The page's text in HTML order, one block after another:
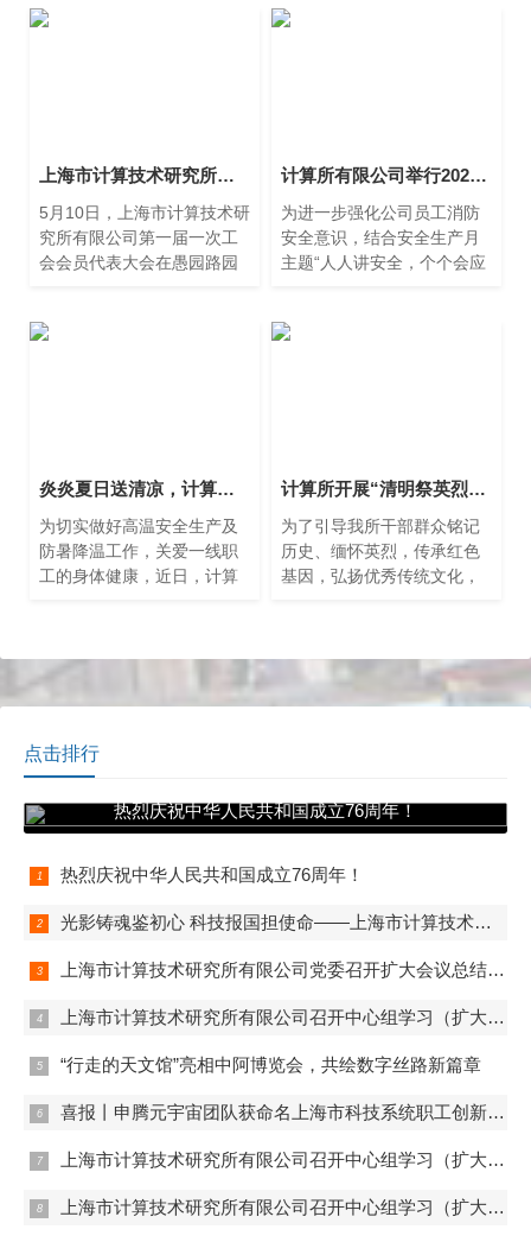
上海市计算技术研究所有限公司第一届一次工会会员代表大会召开
5月10日，上海市计算技术研
究所有限公司第一届一次工
会会员代表大会在愚园路园
员代表和7位党、纪、工和业
计算所有限公司举行2023年安全生产月应急疏散演练
为进一步强化公司员工消防
安全意识，结合安全生产月
主题“人人讲安全，个个会应
器以及应急逃生的方法，在
园区进行。
炎炎夏日送清凉，计算所公司领导走访慰问高温一线职工
为切实做好高温安全生产及
防暑降温工作，关爱一线职
工的身体健康，近日，计算
别向愚园路园区和浦江镇园
计算所开展“清明祭英烈”活动
为了引导我所干部群众铭记
历史、缅怀英烈，传承红色
基因，弘扬优秀传统文化，
动，线上祭扫和线下瞻仰相
点击排行
热烈庆祝中华人民共和国成立76周年！
热烈庆祝中华人民共和国成立76周年！
光影铸魂鉴初心 科技报国担使命——上海市计算技术研究所有限公司第一、第二、第五党支部组织观看电影《731》
上海市计算技术研究所有限公司党委召开扩大会议总结学习教育
上海市计算技术研究所有限公司召开中心组学习（扩大）会——组织观看抗战胜利80周年阅兵
“行走的天文馆”亮相中阿博览会，共绘数字丝路新篇章
喜报丨申腾元宇宙团队获命名上海市科技系统职工创新工作室
上海市计算技术研究所有限公司召开中心组学习（扩大）会——专题学习内控管理
上海市计算技术研究所有限公司召开中心组学习（扩大）会——专题学习数据流通与数据合规 数据产权与公共数据授权运营